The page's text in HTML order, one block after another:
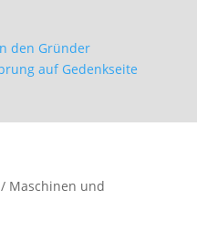
/ Maschinen und